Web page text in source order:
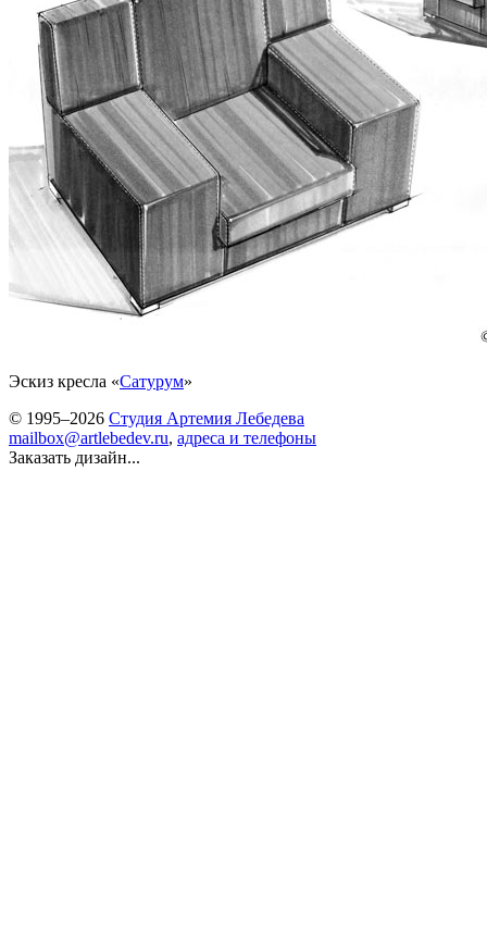
Эскиз кресла «Сатурум»
© 1995–2026 Студия Артемия Лебедева
mailbox@artlebedev.ru, адреса и телефоны
Заказать дизайн...